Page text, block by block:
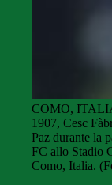
COMO,
1907, Cesc
Paz durante la
FC allo Stadio
Como, Italia.